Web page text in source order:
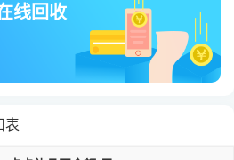
线回收
表